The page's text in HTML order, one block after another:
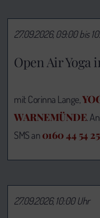
Open Air Yoga
27.09.2026, 09:00 bis
mit Corinna Lange,
WARNEMÜNDE.
SMS an0160 44 54
27.09.2026, 10:00 Uhr